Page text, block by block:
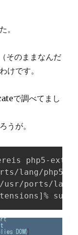
。
そのままなんだ
けです。
で調べてまし
うが。
php5-
lang/php5-
/usr/ports/